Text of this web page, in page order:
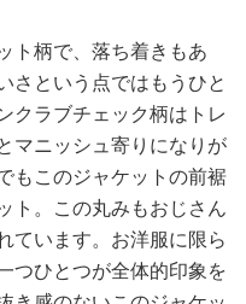
ト柄で、落ち着きもあ
さという点ではもうひと
クラブチェック柄はトレ
マニッシュ寄りになりが
もこのジャケットの前裾
ト。この丸みもおじさん
ています。お洋服に限ら
つひとつが全体的印象を